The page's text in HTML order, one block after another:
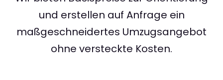
und erstellen auf Anfrage ein
maßgeschneidertes Umzugsangebot
ohne versteckte Kosten.